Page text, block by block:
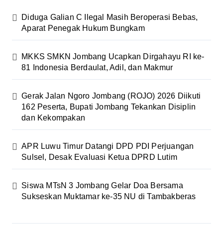
Diduga Galian C Ilegal Masih Beroperasi Bebas,
Aparat Penegak Hukum Bungkam
MKKS SMKN Jombang Ucapkan Dirgahayu RI ke-
81 Indonesia Berdaulat, Adil, dan Makmur
Gerak Jalan Ngoro Jombang (ROJO) 2026 Diikuti
162 Peserta, Bupati Jombang Tekankan Disiplin
dan Kekompakan
APR Luwu Timur Datangi DPD PDI Perjuangan
Sulsel, Desak Evaluasi Ketua DPRD Lutim
Siswa MTsN 3 Jombang Gelar Doa Bersama
Sukseskan Muktamar ke-35 NU di Tambakberas